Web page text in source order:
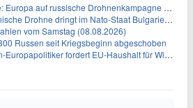
auf russische Drohnenkampagne unzureichend vorbereitet
Drohne dringt im Nato-Staat Bulgarien ein
vom Samstag (08.08.2026)
Russen seit Kriegsbeginn abgeschoben
fordert EU-Haushalt für Wirtschaftsumbau